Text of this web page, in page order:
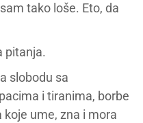
tako loše. Eto, da
pitanja.
slobodu sa
i tiranima, borbe
ume, zna i mora